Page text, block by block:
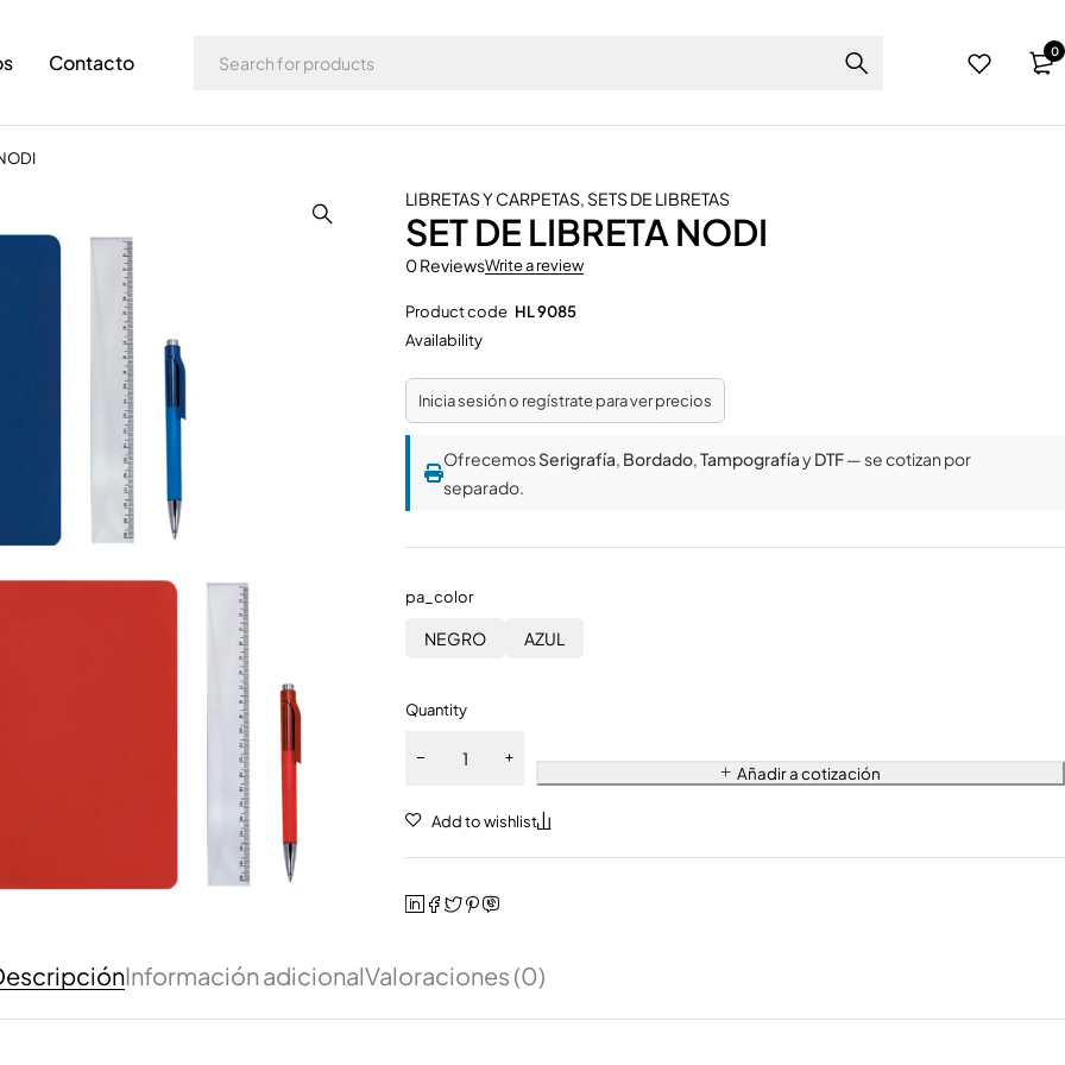
Contacto 0
LIBRETAS Y CARPETAS, SETS DE LIBRETAS
SET DE LIBRETA NODI
0 ReviewsWrite a review
Product code HL 9085
Availability
Inicia sesión o regístrate para ver precios
OfrecemosSerigrafía, Bordado,TampografíayDTF— se cotizan por
separado.
pa_color
NEGRO AZUL
Quantity
Añadir a cotización
Información adicionalValoraciones (0)